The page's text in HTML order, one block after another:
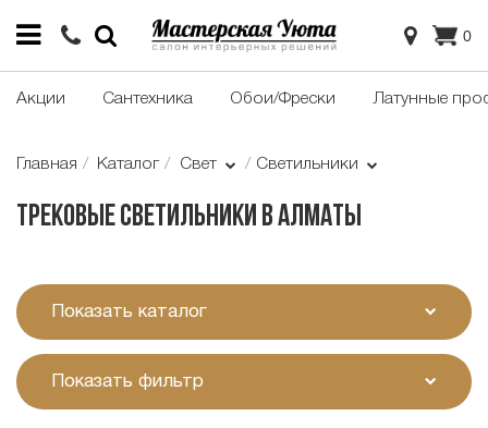
0
Акции Сантехника Обои/Фрески Латунные
Главная Каталог Свет Светильники
Трековые светильники в Алматы
Показать каталог
Показать фильтр